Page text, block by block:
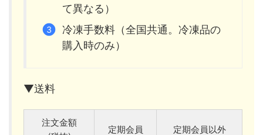
て異なる）
冷凍手数料（全国共通。冷凍品の
購入時のみ）
▼送料
注文金額
定期会員 定期会員以外